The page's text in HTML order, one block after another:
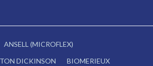
ANSELL (MICROFLEX)
DICKINSON BIOMERIEUX